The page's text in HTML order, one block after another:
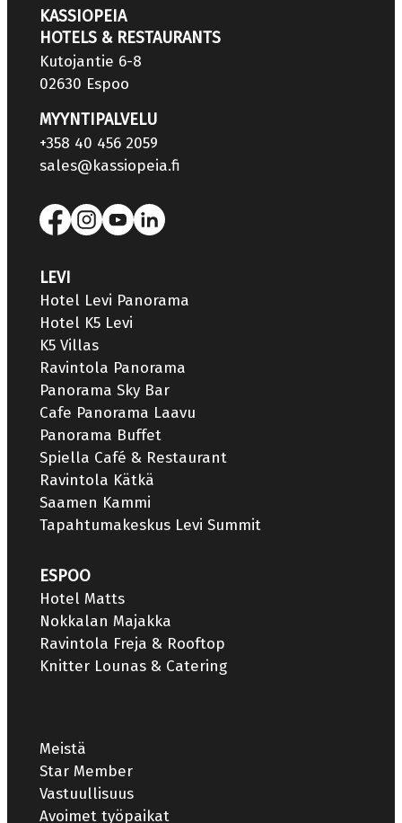
KASSIOPEIA
HOTELS & RESTAURANTS
Kutojantie 6-8
02630 Espoo
MYYNTIPALVELU
+358 40 456 2059
sales@kassiopeia.fi
LEVI
Hotel Levi Panorama
Hotel K5 Levi
K5 Villas
Ravintola Panorama
Panorama Sky Bar
Cafe Panorama Laavu
Panorama Buffet
Spiella Café & Restaurant
Ravintola Kätkä
Saamen Kammi
Tapahtumakeskus Levi Summit
ESPOO
Hotel Matts
Nokkalan Majakka
Ravintola Freja & Rooftop
Knitter Lounas & Catering
Meistä
Star Member
Vastuullisuus
Avoimet työpaikat